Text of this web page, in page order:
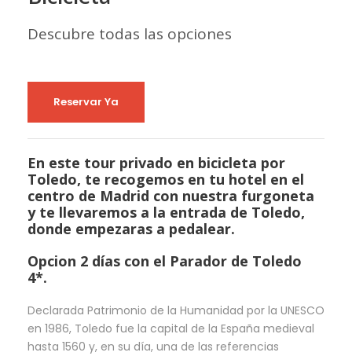
Descubre todas las opciones
Reservar Ya
En este tour privado en bicicleta por
Toledo, te recogemos en tu hotel en el
centro de Madrid con nuestra furgoneta
y te llevaremos a la entrada de Toledo,
donde empezaras a pedalear.
Opcion 2 días con el Parador de Toledo
4*.
Declarada Patrimonio de la Humanidad por la UNESCO
en 1986, Toledo fue la capital de la España medieval
hasta 1560 y, en su día, una de las referencias